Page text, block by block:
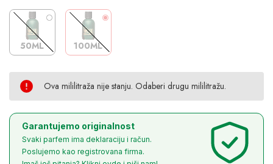
50ML 100ML
Current
Ova mililitraža nije stanju. Odaberi drugu mililitražu.
Garantujemo originalnost
Svaki parfem ima deklaraciju i račun.
Poslujemo kao registrovana firma.